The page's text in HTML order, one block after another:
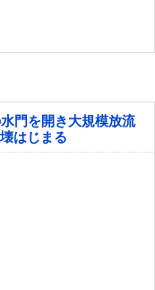
門を開き大規模放流
はじまる